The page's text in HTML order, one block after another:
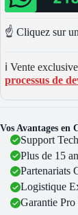
☝️ Cliquez sur
ℹ️ Vente
processus de
Vos Avantages en
Support
Plus de 15
Partenariats
Logistique
Garantie